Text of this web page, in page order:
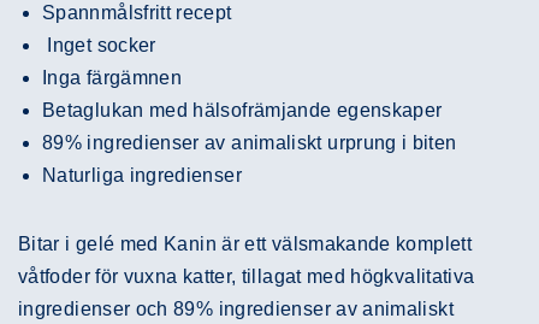
Spannmålsfritt recept
Inget socker
Inga färgämnen
Betaglukan med hälsofrämjande egenskaper
89% ingredienser av animaliskt urprung i biten
Naturliga ingredienser
Bitar i gelé med Kanin är ett välsmakande komplett
våtfoder för vuxna katter, tillagat med högkvalitativa
ingredienser och 89% ingredienser av animaliskt